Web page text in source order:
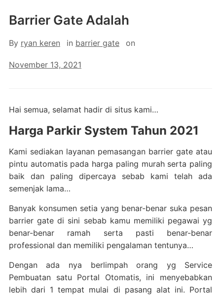
Barrier Gate Adalah
By ryan keren in barrier gate on
November 13, 2021
Hai semua, selamat hadir di situs kami…
Harga Parkir System Tahun 2021
Kami sediakan layanan pemasangan barrier gate atau
pintu automatis pada harga paling murah serta paling
baik dan paling dipercaya sebab kami telah ada
semenjak lama…
Banyak konsumen setia yang benar-benar suka pesan
barrier gate di sini sebab kamu memiliki pegawai yg
benar-benar ramah serta pasti benar-benar
professional dan memiliki pengalaman tentunya…
Dengan ada nya berlimpah orang yg Service
Pembuatan satu Portal Otomatis, ini menyebabkan
lebih dari 1 tempat mulai di pasang alat ini. Portal